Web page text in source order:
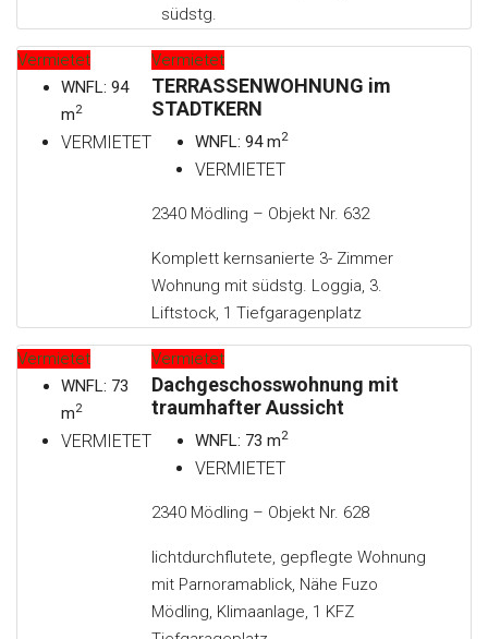
südstg.
Vermietet
WNFL: 94
m2
VERMIETET
Vermietet
TERRASSENWOHNUNG im
STADTKERN
WNFL: 94 m2
VERMIETET
2340 Mödling – Objekt Nr. 632
Komplett kernsanierte 3- Zimmer
Wohnung mit südstg. Loggia, 3.
Liftstock, 1 Tiefgaragenplatz
Vermietet
WNFL: 73
m2
VERMIETET
Vermietet
Dachgeschosswohnung mit
traumhafter Aussicht
WNFL: 73 m2
VERMIETET
2340 Mödling – Objekt Nr. 628
lichtdurchflutete, gepflegte Wohnung
mit Parnoramablick, Nähe Fuzo
Mödling, Klimaanlage, 1 KFZ